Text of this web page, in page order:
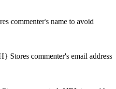
commenter's name to avoid
Stores commenter's email address